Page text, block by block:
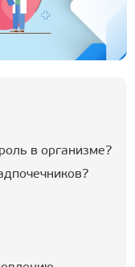
в организме?